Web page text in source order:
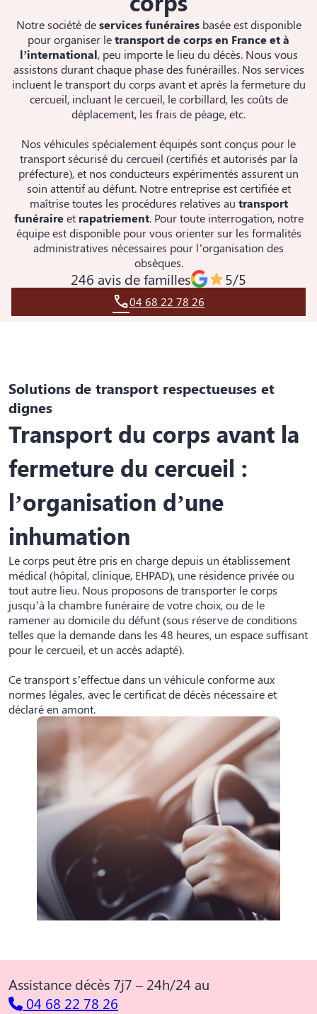
Notre société deservices funérairesbasée est disponible
pour organiser letransport de corps en France et à
l’international, peu importe le lieu du décès. Nous vous
assistons durant chaque phase des funérailles. Nos services
incluent le transport du corps avant et après la fermeture du
cercueil, incluant le cercueil, le corbillard, les coûts de
déplacement, les frais de péage, etc.
Nos véhicules spécialement équipés sont conçus pour le
transport sécurisé du cercueil (certifiés et autorisés par la
préfecture), et nos conducteurs expérimentés assurent un
soin attentif au défunt. Notre entreprise est certifiée et
maîtrise toutes les procédures relatives au transport
funéraireet rapatriement. Pour toute interrogation, notre
équipe est disponible pour vous orienter sur les formalités
administratives nécessaires pour l’organisation des
obsèques.
246 avis de familles 5/5
04 68 22 78 26
Solutions de transport respectueuses et
dignes
Transport du corps avant la
fermeture du cercueil :
l’organisation d’une
inhumation
Le corps peut être pris en charge depuis un établissement
médical (hôpital, clinique, EHPAD), une résidence privée ou
tout autre lieu. Nous proposons de transporter le corps
jusqu’à la chambre funéraire de votre choix, ou de le
ramener au domicile du défunt (sous réserve de conditions
telles que la demande dans les 48 heures, un espace suffisant
pour le cercueil, et un accès adapté).
Ce transport s’effectue dans un véhicule conforme aux
normes légales, avec le certificat de décès nécessaire et
déclaré en amont.
Assistance décès 7j7 – 24h/24 au
04 68 22 78 26